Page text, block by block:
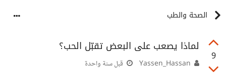
الصحة والطب
9
لماذا يصعب على البعض تقبّل الحب؟
قبل سنة واحدة